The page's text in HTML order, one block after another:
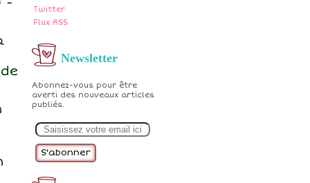
Twitter
Flux RSS
Newsletter
Abonnez-vous pour être
averti des nouveaux articles
publiés.
m